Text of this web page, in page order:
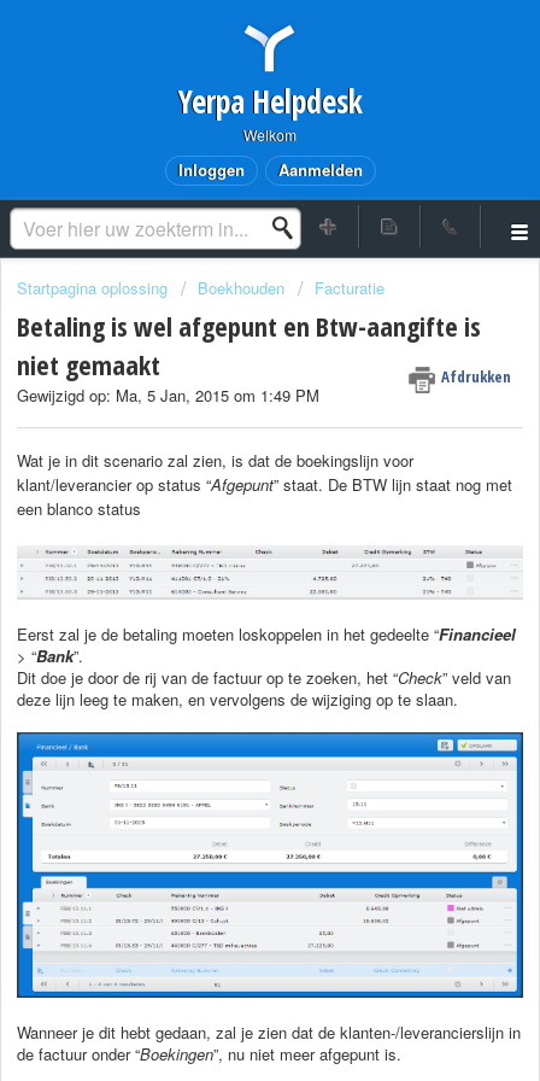
Yerpa Helpdesk
Welkom
Inloggen Aanmelden
Startpagina oplossing Boekhouden Facturatie
Betaling is wel afgepunt en Btw-aangifte is
niet gemaakt
Afdrukken
Gewijzigd op: Ma, 5 Jan, 2015 om 1:49 PM
Wat je in dit scenario zal zien, is dat de boekingslijn voor
klant/leverancier op status “Afgepunt” staat. De BTW lijn staat nog met
een blanco status
Eerst zal je de betaling moeten loskoppelen in het gedeelte “Financieel
> “Bank”.
Dit doe je door de rij van de factuur op te zoeken, het “Check” veld van
deze lijn leeg te maken, en vervolgens de wijziging op te slaan.
Wanneer je dit hebt gedaan, zal je zien dat de klanten-/leverancierslijn in
de factuur onder “Boekingen”, nu niet meer afgepunt is.